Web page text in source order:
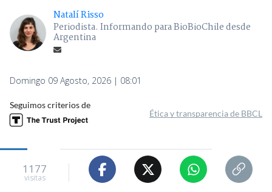
Natalí Risso
Periodista. Informando para BioBioChile desde
Argentina
Domingo 09 Agosto, 2026 | 08:01
Seguimos criterios de
Ética y transparencia de BBCL
1177
visitas